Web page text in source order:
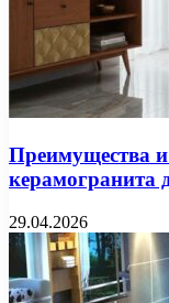
Преимущества и
керамогранита
29.04.2026